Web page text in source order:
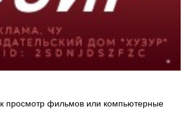
просмотр фильмов или компьютерные